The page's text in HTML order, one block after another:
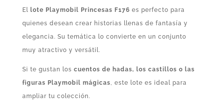
El lote Playmobil Princesas F176 es perfecto para
quienes desean crear historias llenas de fantasía y
elegancia. Su temática lo convierte en un conjunto
muy atractivo y versátil.
Si te gustan los cuentos de hadas, los castillos o las
figuras Playmobil mágicas , este lote es ideal para
ampliar tu colección.